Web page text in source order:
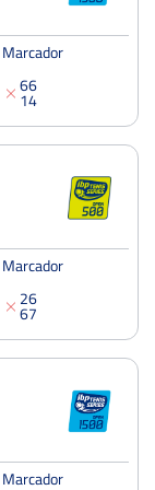
Marcador
6
1
6
4
Marcador
2
6
6
7
Marcador